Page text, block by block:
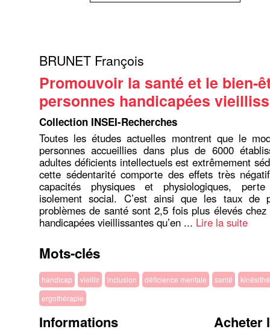
BRUNET François
Promouvoir la santé et le bien-
personnes handicapées
Collection INSEI-Recherches
Toutes les études actuelles montrent que le
personnes accueillies dans plus de 6000
adultes déficients intellectuels est extrêmement
cette sédentarité comporte des effets très
capacités physiques et physiologiques, perte
isolement social. C’est ainsi que les taux de
problèmes de santé sont 2,5 fois plus élevés chez
handicapées vieillissantes qu’en ... Lire la suite
Mots-clés
handicap vieillir inclusion déficience mentale santé
ergothérapie
Informations Acheter